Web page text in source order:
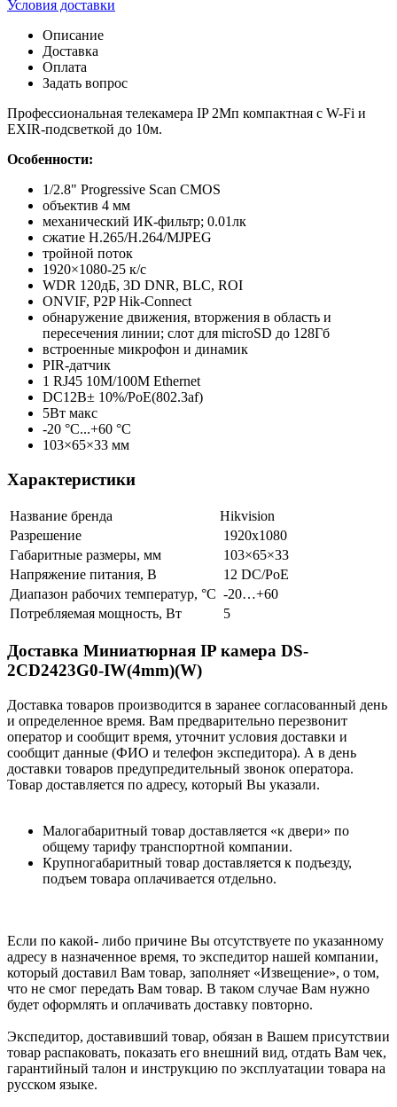
Условия доставки
Описание
Доставка
Оплата
Задать вопрос
Профессиональная телекамера IP 2Мп компактная с W-Fi и
EXIR-подсветкой до 10м.
Особенности:
1/2.8" Progressive Scan CMOS
объектив 4 мм
механический ИК-фильтр; 0.01лк
сжатие H.265/H.264/MJPEG
тройной поток
1920×1080-25 к/с
WDR 120дБ, 3D DNR, BLC, ROI
ONVIF, P2P Hik-Connect
обнаружение движения, вторжения в область и
пересечения линии; слот для microSD до 128Гб
встроенные микрофон и динамик
PIR-датчик
1 RJ45 10M/100M Ethernet
DC12В± 10%/PoE(802.3af)
5Вт макс
-20 °C...+60 °C
103×65×33 мм
Характеристики
Название бренда
Hikvision
Разрешение
1920х1080
Габаритные размеры, мм
103×65×33
Напряжение питания, В
12 DC/PoE
Диапазон рабочих температур, °С -20…+60
Потребляемая мощность, Вт
5
Доставка Миниатюрная IP камера DS-
2CD2423G0-IW(4mm)(W)
Доставка товаров производится в заранее согласованный день
и определенное время. Вам предварительно перезвонит
оператор и сообщит время, уточнит условия доставки и
сообщит данные (ФИО и телефон экспедитора). А в день
доставки товаров предупредительный звонок оператора.
Товар доставляется по адресу, который Вы указали.
Малогабаритный товар доставляется «к двери» по
общему тарифу транспортной компании.
Крупногабаритный товар доставляется к подъезду,
подъем товара оплачивается отдельно.
Если по какой- либо причине Вы отсутствуете по указанному
адресу в назначенное время, то экспедитор нашей компании,
который доставил Вам товар, заполняет «Извещение», о том,
что не смог передать Вам товар. В таком случае Вам нужно
будет оформлять и оплачивать доставку повторно.
Экспедитор, доставивший товар, обязан в Вашем присутствии
товар распаковать, показать его внешний вид, отдать Вам чек,
гарантийный талон и инструкцию по эксплуатации товара на
русском языке.